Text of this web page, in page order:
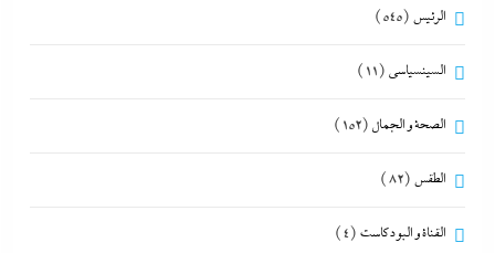
الرئيس (545)
السينسياسي (11)
الصحة و الجمال (152)
الطقس (82)
القناة و البودكاست (4)